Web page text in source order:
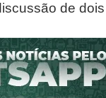
de